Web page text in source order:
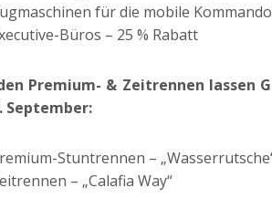
für die mobile
Büros – 25 % Rabatt
Premium- & Zeitrennen lassen
September:
Stuntrennen –
– „Calafia Way“